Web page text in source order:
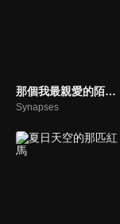
那個我最親愛的陌生人
Synapses